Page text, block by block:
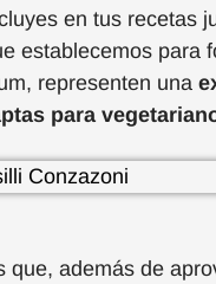
en tus recetas
establecemos para
, representen una
para
que, además de